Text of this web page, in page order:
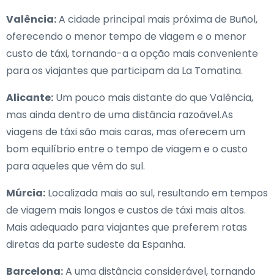
Valência:A cidade principal mais próxima de Buñol,
oferecendo o menor tempo de viagem e o menor
custo de táxi, tornando-a a opção mais conveniente
para os viajantes que participam da La Tomatina.
Alicante: Um pouco mais distante do que Valência,
mas ainda dentro de uma distância razoável.As
viagens de táxi são mais caras, mas oferecem um
bom equilíbrio entre o tempo de viagem e o custo
para aqueles que vêm do sul.
Múrcia: Localizada mais ao sul, resultando em tempos
de viagem mais longos e custos de táxi mais altos.
Mais adequado para viajantes que preferem rotas
diretas da parte sudeste da Espanha.
Barcelona:A uma distância considerável, tornando